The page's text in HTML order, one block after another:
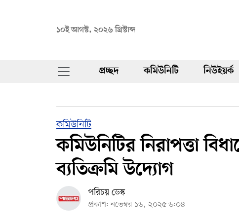
১০ই আগস্ট, ২০২৬ খ্রিস্টাব্দ
প্রচ্ছদ কমিউনিটি নিউইয়র্ক
কমিউনিটি
কমিউনিটির নিরাপত্তা
ব্যতিক্রমি উদ্যোগ
পরিচয় ডেস্ক
প্রকাশ: নভেম্বর ১৬, ২০২৫ ৬:০৪